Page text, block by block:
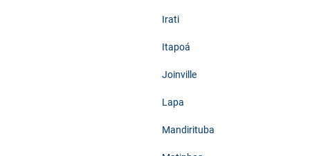
Irati
Itapoá
Joinville
Lapa
Mandirituba